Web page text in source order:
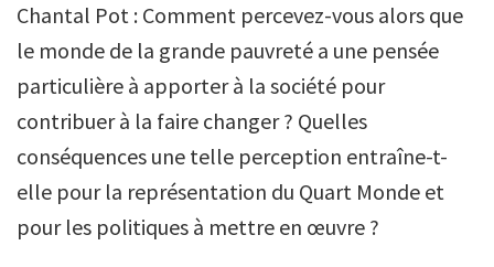
Chantal Pot : Comment percevez-vous alors que
le monde de la grande pauvreté a une pensée
particulière à apporter à la société pour
contribuer à la faire changer ? Quelles
conséquences une telle perception entraîne-t-
elle pour la représentation du Quart Monde et
pour les politiques à mettre en œuvre ?